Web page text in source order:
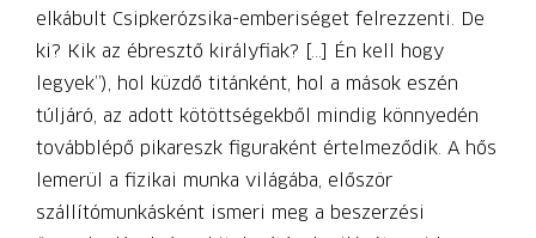
elkábult Csipkerózsika-emberiséget felrezzenti. De
ki? Kik az ébresztő királyfiak? […] Én kell hogy
legyek”), hol küzdő titánként, hol a mások eszén
túljáró, az adott kötöttségekből mindig könnyedén
továbblépő pikareszk figuraként értelmeződik. A hős
lemerül a fizikai munka világába, először
szállítómunkásként ismeri meg a beszerzési